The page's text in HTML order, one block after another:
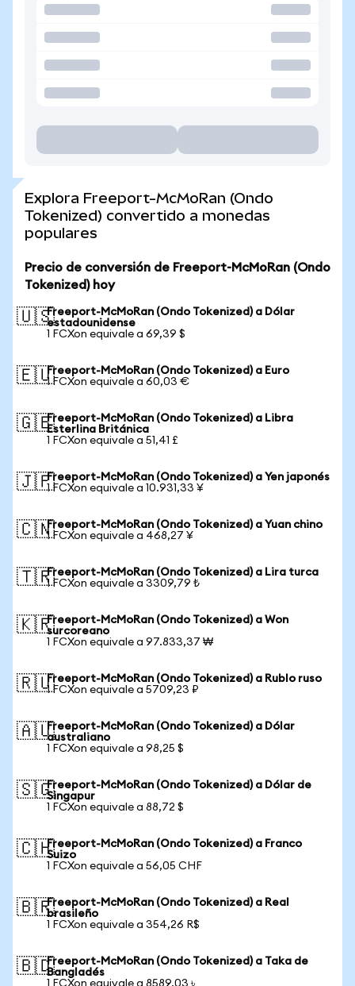
Explora Freeport-McMoRan (Ondo
Tokenized) convertido a monedas
populares
Precio de conversión de Freeport-McMoRan (Ondo
Tokenized) hoy
🇺🇸Freeport-McMoRan (Ondo Tokenized) a Dólar
estadounidense
1 FCXon equivale a 69,39 $
🇪🇺Freeport-McMoRan (Ondo Tokenized) a Euro
1 FCXon equivale a 60,03 €
🇬🇧Freeport-McMoRan (Ondo Tokenized) a Libra
Esterlina Británica
1 FCXon equivale a 51,41 £
🇯🇵Freeport-McMoRan (Ondo Tokenized) a Yen japonés
1 FCXon equivale a 10.931,33 ¥
🇨🇳Freeport-McMoRan (Ondo Tokenized) a Yuan chino
1 FCXon equivale a 468,27 ¥
🇹🇷Freeport-McMoRan (Ondo Tokenized) a Lira turca
1 FCXon equivale a 3309,79 ₺
🇰🇷Freeport-McMoRan (Ondo Tokenized) a Won
surcoreano
1 FCXon equivale a 97.833,37 ₩
🇷🇺Freeport-McMoRan (Ondo Tokenized) a Rublo ruso
1 FCXon equivale a 5709,23 ₽
🇦🇺Freeport-McMoRan (Ondo Tokenized) a Dólar
australiano
1 FCXon equivale a 98,25 $
🇸🇬Freeport-McMoRan (Ondo Tokenized) a Dólar de
Singapur
1 FCXon equivale a 88,72 $
🇨🇭Freeport-McMoRan (Ondo Tokenized) a Franco
Suizo
1 FCXon equivale a 56,05 CHF
🇧🇷Freeport-McMoRan (Ondo Tokenized) a Real
brasileño
1 FCXon equivale a 354,26 R$
🇧🇩Freeport-McMoRan (Ondo Tokenized) a Taka de
Bangladés
1 FCXon equivale a 8589,03 ৳